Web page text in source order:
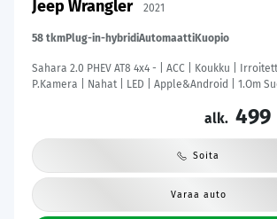
Jeep Wrangler 2021
58 tkmPlug-in-hybridiAutomaatti Kuopio
Sahara 2.0 PHEV AT8 4x4 - | ACC | Koukku |
P.Kamera | Nahat | LED | Apple&Android | 1.Om
alk. 499
Soita
Varaa auto